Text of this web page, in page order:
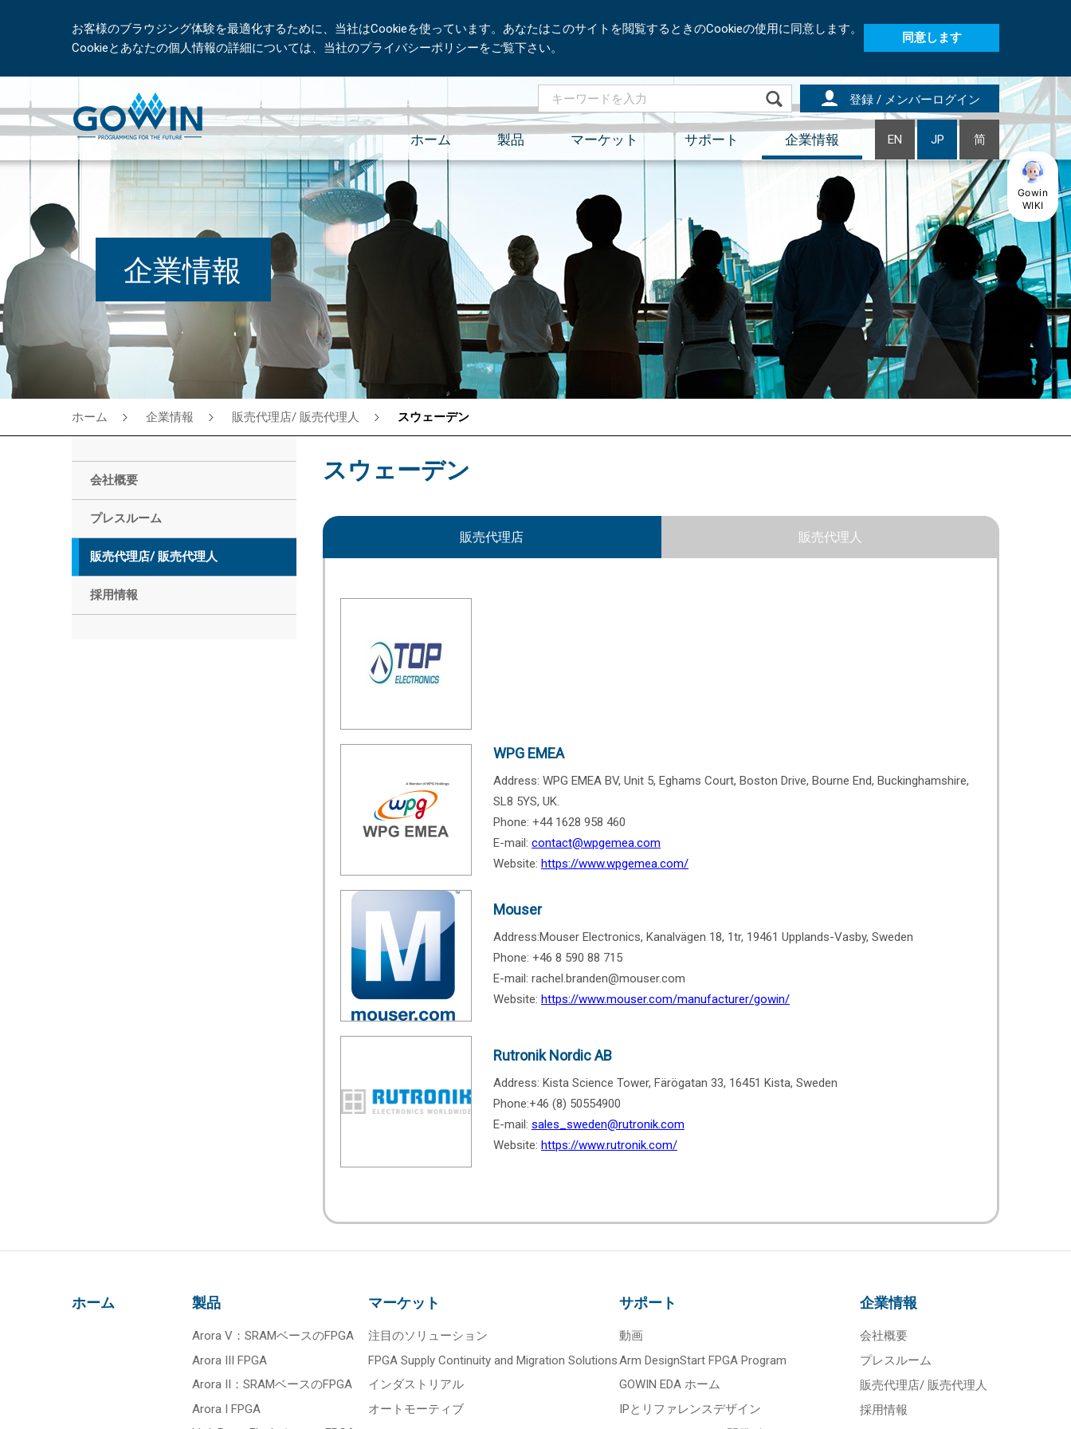
お客様のブラウジング体験を最適化するために、当社はCookieを使っています。あなたはこのサイトを閲覧するときのCookieの使用に同意します。
Cookieとあなたの個人情報の詳細については、当社のプライバシーポリシーをご覧下さい。
同意します
登録 / メンバーログイン
ホーム 製品 マーケット サポート 企業情報 EN JP 简
企業情報
ホーム 企業情報 販売代理店/ 販売代理人 スウェーデン
会社概要
プレスルーム
販売代理店/ 販売代理人
採用情報
スウェーデン
販売代理店 販売代理人
WPG EMEA
Address: WPG EMEA BV, Unit 5, Eghams Court, Boston Drive, Bourne End, Buckinghamshire,
SL8 5YS, UK.
Phone: +44 1628 958 460
E-mail: contact@wpgemea.com
Website: https://www.wpgemea.com/
Mouser
Address:Mouser Electronics, Kanalvägen 18, 1tr, 19461 Upplands-Vasby, Sweden
Phone: +46 8 590 88 715
E-mail: rachel.branden@mouser.com
Website: https://www.mouser.com/manufacturer/gowin/
Rutronik Nordic AB
Address: Kista Science Tower, Färögatan 33, 16451 Kista, Sweden
Phone:+46 (8) 50554900
E-mail: sales_sweden@rutronik.com
Website: https://www.rutronik.com/
ホーム 製品
Arora V：SRAMベースのFPGA
Arora III FPGA
Arora II：SRAMベースのFPGA
Arora I FPGA
マーケット
注目のソリューション
FPGA Supply Continuity and Migration Solutions
インダストリアル
オートモーティブ
サポート
動画
Arm DesignStart FPGA Program
GOWIN EDA ホーム
IPとリファレンスデザイン
企業情報
会社概要
プレスルーム
販売代理店/ 販売代理人
採用情報
Gowin
WIKI